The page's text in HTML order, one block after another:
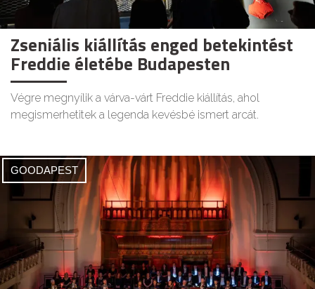
Zseniális kiállítás enged betekintést
Freddie életébe Budapesten
Végre megnyílik a várva-várt Freddie kiállítás, ahol
megismerhetitek a legenda kevésbé ismert arcát.
GOODAPEST